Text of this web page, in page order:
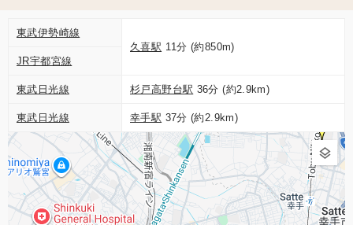
東武伊勢崎線
久喜駅 11分 (約850m)
JR宇都宮線
東武日光線 杉戸高野台駅 36分 (約2.9km)
東武日光線 幸手駅 37分 (約2.9km)